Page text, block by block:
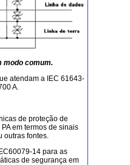
modo comum.
atendam a IEC 61643-
A.
de proteção de
em termos de sinais
outras fontes.
14 para as
de segurança em